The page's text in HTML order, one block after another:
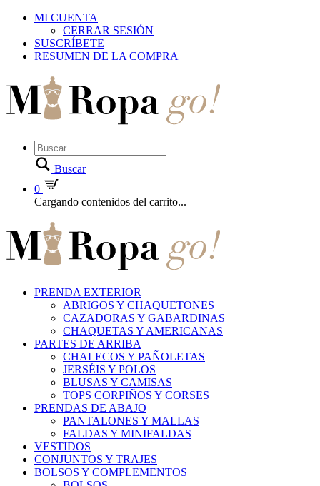
MI CUENTA
CERRAR SESIÓN
SUSCRÍBETE
RESUMEN DE LA COMPRA
Buscar
0
Cargando contenidos del carrito...
PRENDA EXTERIOR
ABRIGOS Y CHAQUETONES
CAZADORAS Y GABARDINAS
CHAQUETAS Y AMERICANAS
PARTES DE ARRIBA
CHALECOS Y PAÑOLETAS
JERSÉIS Y POLOS
BLUSAS Y CAMISAS
TOPS CORPIÑOS Y CORSES
PRENDAS DE ABAJO
PANTALONES Y MALLAS
FALDAS Y MINIFALDAS
VESTIDOS
CONJUNTOS Y TRAJES
BOLSOS Y COMPLEMENTOS